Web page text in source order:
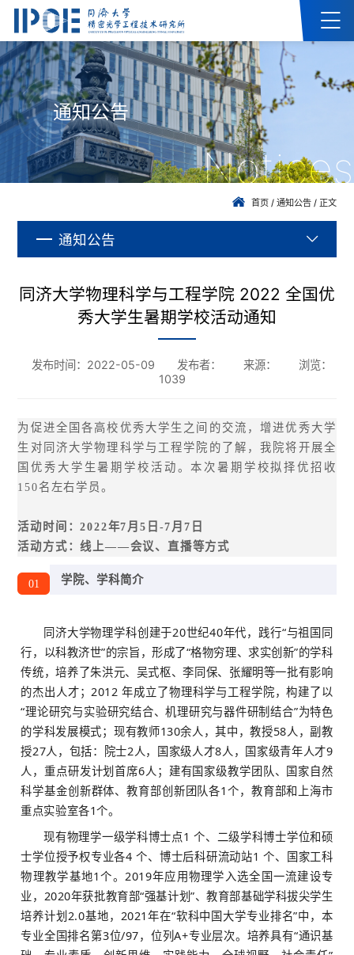
通知公告
Notices
首页/ 通知公告/ 正文
通知公告
同济大学物理科学与工程学院 2022 全国优
秀大学生暑期学校活动通知
发布时间：2022-05-09 发布者： 来源：
浏览：
1039
为促进全国各高校优秀大学生之间的交流，增进优秀大学
生对同济大学物理科学与工程学院的了解，我院将开展全
国优秀大学生暑期学校活动。本次暑期学校拟择优招收
150名左右学员。
活动时间：2022年7月5日-7月7日
活动方式：线上——会议、直播等方式
01 学院、学科简介
同济大学物理学科创建于20世纪40年代，践行“与祖国同
行，以科教济世”的宗旨，形成了“格物穷理、求实创新”的学科
传统，培养了朱洪元、吴式枢、李同保、张耀明等一批有影响
的杰出人才；2012 年成立了物理科学与工程学院，构建了以
“理论研究与实验研究结合、机理研究与器件研制结合”为特色
的学科发展模式；现有教师130余人，其中，教授58人，副教
授27人，包括：院士2人，国家级人才8人，国家级青年人才9
人，重点研发计划首席6人；建有国家级教学团队、国家自然
科学基金创新群体、教育部创新团队各1个，教育部和上海市
重点实验室各1个。
现有物理学一级学科博士点1 个、二级学科博士学位和硕
士学位授予权专业各4 个、博士后科研流动站1 个、国家工科
物理教学基地1个。2019年应用物理学入选全国一流建设专
业，2020年获批教育部“强基计划”、教育部基础学科拔尖学生
培养计划2.0基地，2021年在“软科中国大学专业排名”中，本
专业全国排名第3位/97，位列A+专业层次。培养具有“通识基